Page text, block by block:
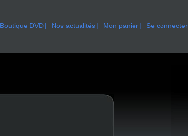
Boutique DVD Nos actualités Mon panier Se connecter